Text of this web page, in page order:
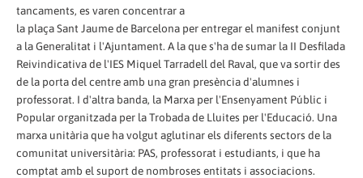
tancaments, es varen concentrar a
la plaça Sant Jaume de Barcelona per entregar el manifest conjunt
a la Generalitat i l'Ajuntament. A la que s'ha de sumar la II Desfilada
Reivindicativa de l'IES Miquel Tarradell del Raval, que va sortir des
de la porta del centre amb una gran presència d'alumnes i
professorat. I d'altra banda, la Marxa per l'Ensenyament Públic i
Popular organitzada per la Trobada de Lluites per l'Educació. Una
marxa unitària que ha volgut aglutinar els diferents sectors de la
comunitat universitària: PAS, professorat i estudiants, i que ha
comptat amb el suport de nombroses entitats i associacions.